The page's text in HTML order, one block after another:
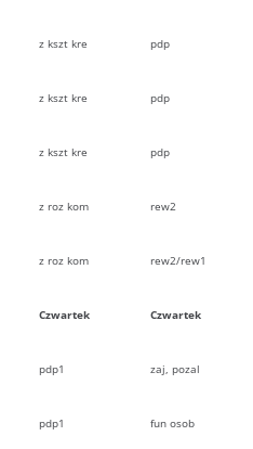
z kszt kre pdp
z kszt kre pdp
z kszt kre pdp
z roz kom rew2
z roz kom rew2/rew1
Czwartek Czwartek
pdp1 zaj, pozal
pdp1 fun osob